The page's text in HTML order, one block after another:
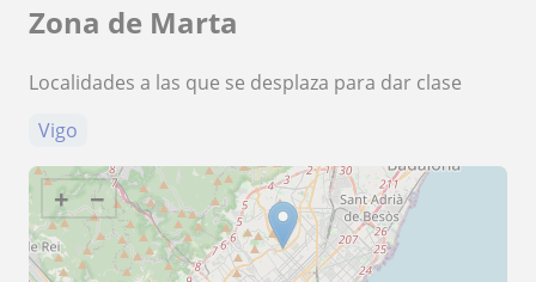
Zona de Marta
Localidades a las que se desplaza para dar clase
Vigo
+ −